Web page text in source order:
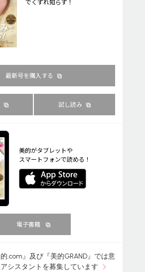
最新号を購入する
試し読み
美的がタブレットや
スマートフォンで読める！
電子書籍
的.com』及び『美的GRAND』では意
シスタントを募集しています